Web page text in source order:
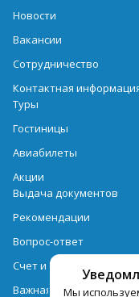
Мы
Новости
Вакансии
Сотрудничество
Контактная
Туры
Гостиницы
Авиабилеты
Акции
Выдача документов
Рекомендации
Вопрос-ответ
Счет и оплата
Важная информация по